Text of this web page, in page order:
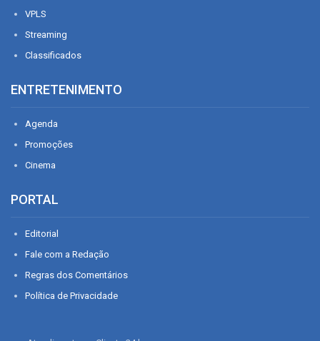
VPLS
Streaming
Classificados
ENTRETENIMENTO
Agenda
Promoções
Cinema
PORTAL
Editorial
Fale com a Redação
Regras dos Comentários
Política de Privacidade